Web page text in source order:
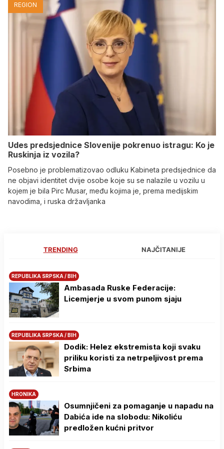
REGION
Udes predsjednice Slovenije pokrenuo istragu: Ko je
Ruskinja iz vozila?
Posebno je problematizovao odluku Kabineta predsjednice da
ne objavi identitet dvije osobe koje su se nalazile u vozilu u
kojem je bila Pirc Musar, među kojima je, prema medijskim
navodima, i ruska državljanka
TRENDING NAJČITANIJE
REPUBLIKA SRPSKA / BIH
Ambasada Ruske Federacije:
Licemjerje u svom punom sjaju
REPUBLIKA SRPSKA / BIH
Dodik: Helez ekstremista koji svaku
priliku koristi za netrpeljivost prema
Srbima
HRONIKA
Osumnjičeni za pomaganje u napadu na
Dabića ide na slobodu: Nikoliću
predložen kućni pritvor